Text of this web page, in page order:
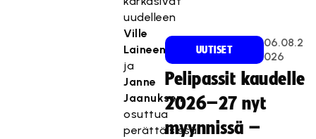
uudelleen
Ville
Laineen
ja
Janne
Jaanuksen
osuttua
perättäisissä
UUTISET
06.08.2
026
Pelipassit kaudelle
2026–27 nyt
myynnissä –